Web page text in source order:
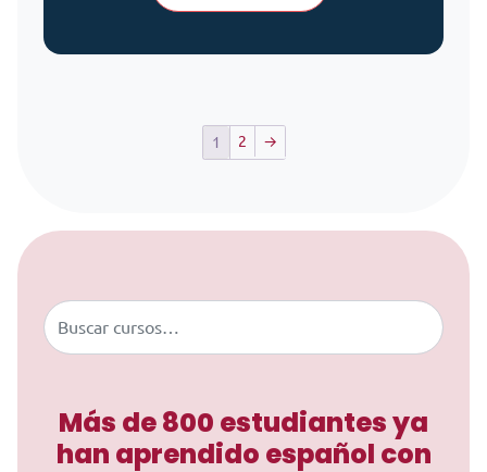
1 2 →
Saltar al contenido
Buscar
Más de 800 estudiantes ya
han aprendido español con